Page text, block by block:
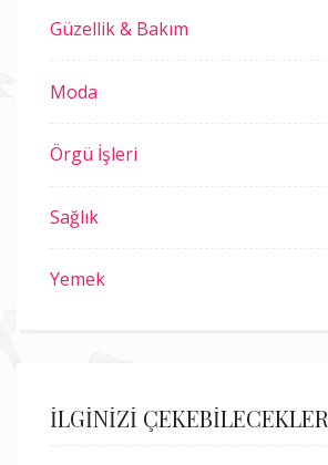
Güzellik & Bakım
Moda
Örgü İşleri
Sağlık
Yemek
İLGİNİZİ ÇEKEBİLECEKLER